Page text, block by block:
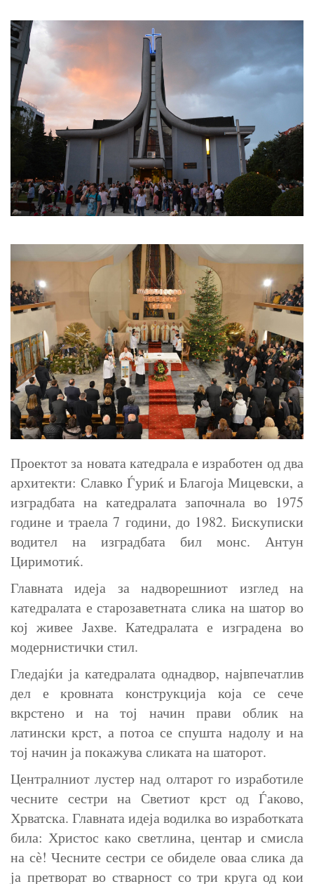
Проектот за новата катедрала е изработен од два
архитекти: Славко Ѓуриќ и Благоја Мицевски, а
изградбата на катедралата започнала во 1975
године и траела 7 години, до 1982. Бискуписки
водител на изградбата бил монс. Антун
Циримотиќ.
Главната идеја за надворешниот изглед на
катедралата е старозаветната слика на шатор во
кој живее Јахве. Катедралата е изградена во
модернистички стил.
Гледајќи ја катедралата однадвор, највпечатлив
дел е кровната конструкција која се сече
вкрстено и на тој начин прави облик на
латински крст, а потоа се спушта надолу и на
тој начин ја покажува сликата на шаторот.
Централниот лустер над олтарот го изработиле
чесните сестри на Светиот крст од Ѓаково,
Хрватска. Главната идеја водилка во изработката
била: Христос како светлина, центар и смисла
на сѐ! Чесните сестри се обиделе оваа слика да
ја претворат во стварност со три круга од кои